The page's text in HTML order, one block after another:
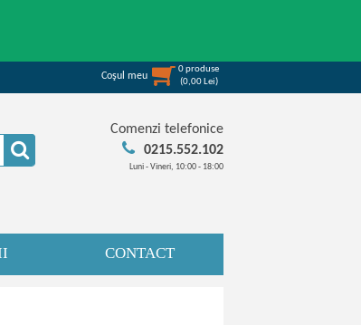
Coşul meu
0produse
(0,00 Lei)
Comenzi telefonice
0215.552.102
Luni - Vineri, 10:00 - 18:00
CONTACT